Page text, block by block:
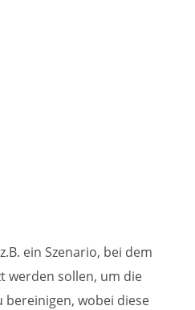
ein Szenario, bei dem
werden sollen, um die
bereinigen, wobei diese